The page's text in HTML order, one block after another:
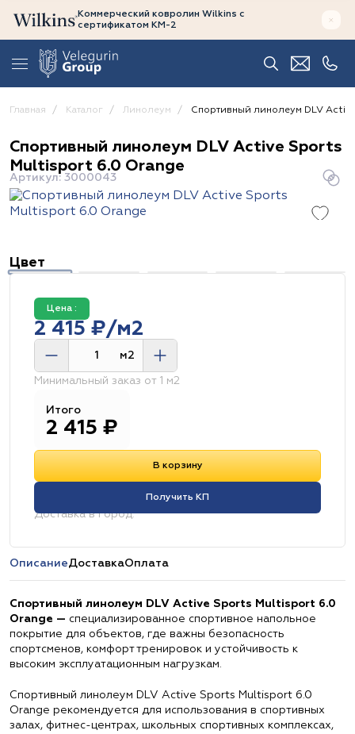
Коммерческий ковролин Wilkins с
сертификатом КМ-2
Главная Каталог Линолеум Спортивный линолеум DLV
Спортивный линолеум DLV Active Sports
Multisport 6.0 Orange
Артикул: 3000043
Цвет
Цена :
2 415 ₽/м2
м2
Минимальный заказ от 1 м2
Итого
2 415 ₽
В корзину
Получить КП
Доставка в город:
ОписаниеДоставкаОплата
Спортивный линолеум DLV Active Sports Multisport 6.0
Orange — специализированное спортивное напольное
покрытие для объектов, где важны безопасность
спортсменов, комфорт тренировок и устойчивость к
высоким эксплуатационным нагрузкам.
Спортивный линолеум DLV Active Sports Multisport 6.0
Orange рекомендуется для использования в спортивных
залах, фитнес-центрах, школьных спортивных комплексах,